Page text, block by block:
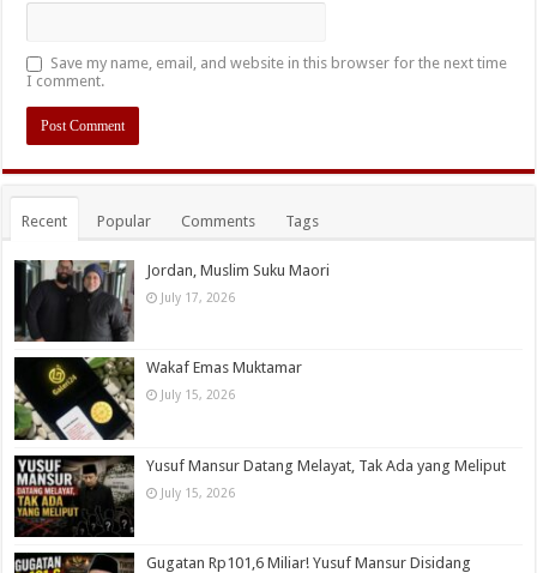
Save my name, email, and website in this browser for the next time
I comment.
Recent Popular Comments Tags
Jordan, Muslim Suku Maori
July 17, 2026
Wakaf Emas Muktamar
July 15, 2026
Yusuf Mansur Datang Melayat, Tak Ada yang Meliput
July 15, 2026
Gugatan Rp101,6 Miliar! Yusuf Mansur Disidang